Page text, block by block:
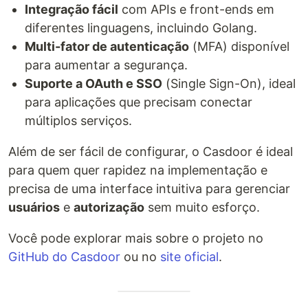
Integração fácil com APIs e front-ends em
diferentes linguagens, incluindo Golang.
Multi-fator de autenticação (MFA) disponível
para aumentar a segurança.
Suporte a OAuth e SSO (Single Sign-On), ideal
para aplicações que precisam conectar
múltiplos serviços.
Além de ser fácil de configurar, o Casdoor é ideal
para quem quer rapidez na implementação e
precisa de uma interface intuitiva para gerenciar
usuários e autorização sem muito esforço.
Você pode explorar mais sobre o projeto no
GitHub do Casdoor ou no site oficial.